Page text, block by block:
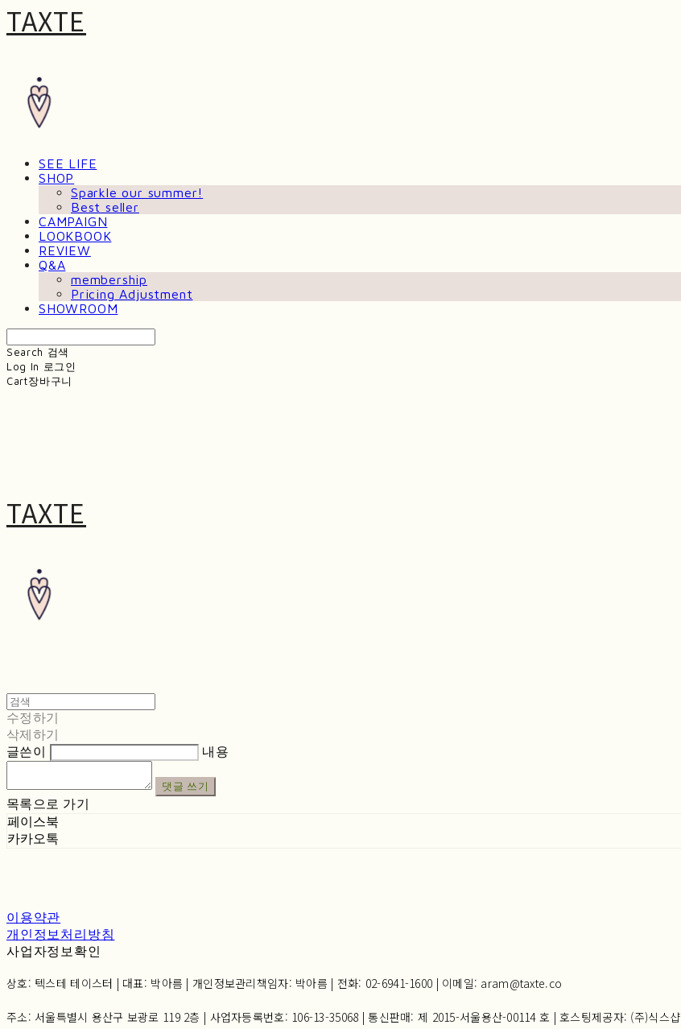
TAXTE
SEE LIFE
SHOP
Sparkle our summer!
Best seller
CAMPAIGN
LOOKBOOK
REVIEW
Q&A
membership
Pricing Adjustment
SHOWROOM
Search 검색
Log In 로그인
Cart장바구니
TAXTE
수정하기
삭제하기
글쓴이
내용
댓글 쓰기
목록으로 가기
페이스북
카카오톡
이용약관
개인정보처리방침
사업자정보확인
상호: 텍스테 테이스터 | 대표: 박아름 | 개인정보관리책임자: 박아름 | 전화: 02-6941-1600 | 이메일: aram@taxte.co
주소: 서울특별시 용산구 보광로 119 2층 | 사업자등록번호: 106-13-35068 | 통신판매: 제 2015-서울용산-00114 호 | 호스팅제공자: (주)식스샵